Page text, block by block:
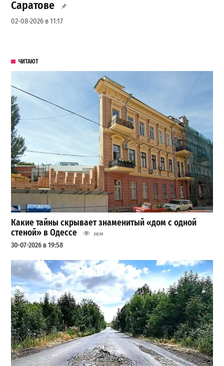
Саратове
02-08-2026 в 11:17
ЧИТАЮТ
Какие тайны скрывает знаменитый «дом с одной
стеной» в Одессе
34139
30-07-2026 в 19:58